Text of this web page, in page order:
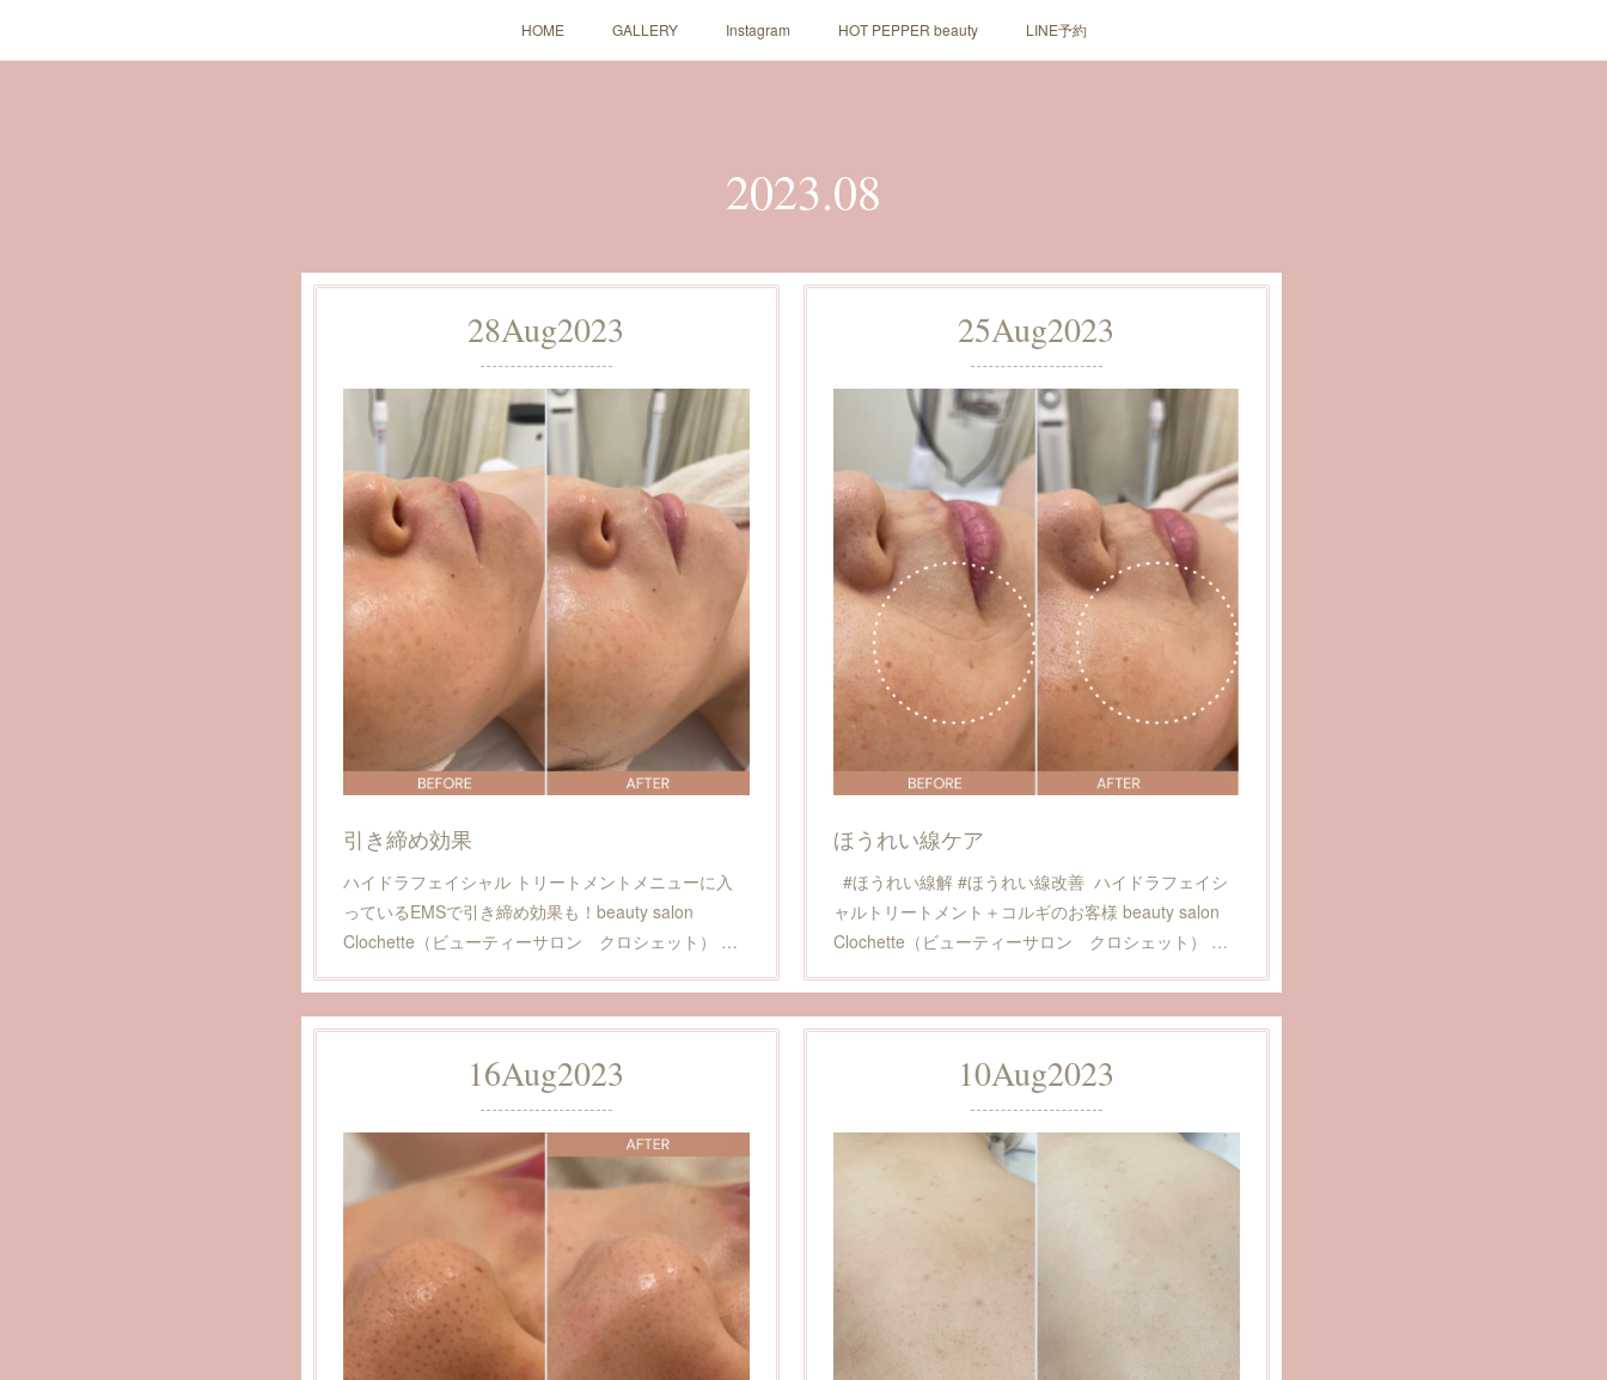
HOME GALLERY Instagram HOT PEPPER beauty LINE予約
2023.08
28Aug2023
引き締め効果
ハイドラフェイシャル トリートメントメニューに入
っているEMSで引き締め効果も！beauty salon
Clochette（ビューティーサロン クロシェット） …
25Aug2023
ほうれい線ケア
#ほうれい線解 #ほうれい線改善 ハイドラフェイシ
ャルトリートメント＋コルギのお客様 beauty salon
Clochette（ビューティーサロン クロシェット） …
16Aug2023 10Aug2023